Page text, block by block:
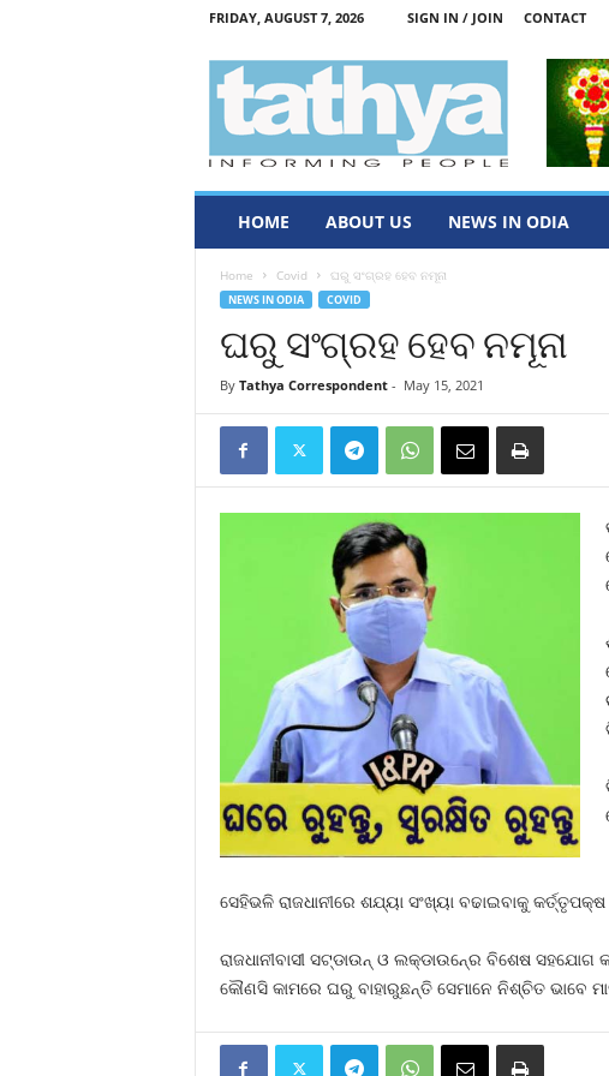
FRIDAY, AUGUST 7, 2026 SIGN IN / JOIN CONTACT
HOME ABOUT US NEWS IN ODIA
Home Covid ଘରୁ ସଂଗ୍ରହ ହେବ ନମୂନା
NEWS IN ODIA COVID
ଘରୁ ସଂଗ୍ରହ ହେବ ନମୂନା
By Tathya Correspondent- May 15, 2021
ସେହିଭଳି ରାଜଧାନୀରେ ଶଯ୍ୟା ସଂଖ୍ୟା ବଢାଇବାକୁ
ରାଜଧାନୀବାସୀ ସଟ୍‍ଡାଉନ୍‍ ଓ ଲକ୍‍ଡାଉନ୍‍ରେ ବିଶେଷ
କୌଣସି କାମରେ ଘରୁ ବାହାରୁଛନ୍ତି ସେମାନେ ନିଶ୍ଚିତ ଭାବେ